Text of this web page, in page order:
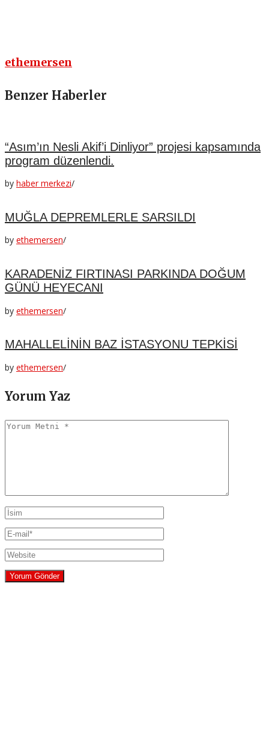
ethemersen
Benzer Haberler
“Asım’ın Nesli Akif’i Dinliyor” projesi kapsamında
program düzenlendi.
by haber merkezi/
MUĞLA DEPREMLERLE SARSILDI
by ethemersen/
KARADENİZ FIRTINASI PARKINDA DOĞUM
GÜNÜ HEYECANI
by ethemersen/
MAHALLELİNİN BAZ İSTASYONU TEPKİSİ
by ethemersen/
Yorum Yaz